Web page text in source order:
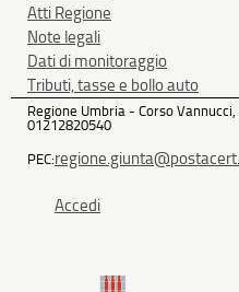
Atti Regione
Note legali
Dati di monitoraggio
Tributi, tasse e bollo auto
Regione Umbria - Corso
01212820540
PEC:
Accedi